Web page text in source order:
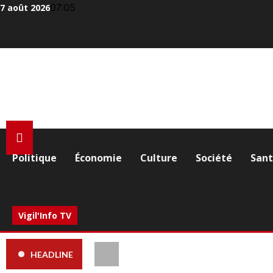
Aller
7 août 202607:05
Politique Économie Culture Société
Vigil'Info TV
HEADLINE